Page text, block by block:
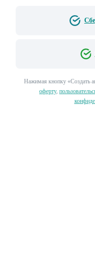
Нажимая кнопку «‎Создать
оферту,